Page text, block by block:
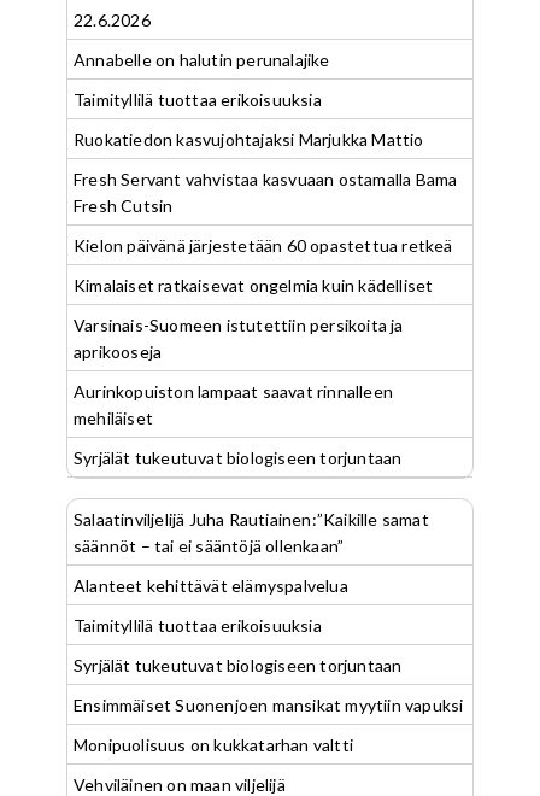
22.6.2026
Annabelle on halutin perunalajike
Taimityllilä tuottaa erikoisuuksia
Ruokatiedon kasvujohtajaksi Marjukka Mattio
Fresh Servant vahvistaa kasvuaan ostamalla Bama
Fresh Cutsin
Kielon päivänä järjestetään 60 opastettua retkeä
Kimalaiset ratkaisevat ongelmia kuin kädelliset
Varsinais-Suomeen istutettiin persikoita ja
aprikooseja
Aurinkopuiston lampaat saavat rinnalleen
mehiläiset
Syrjälät tukeutuvat biologiseen torjuntaan
Salaatinviljelijä Juha Rautiainen:”Kaikille samat
säännöt – tai ei sääntöjä ollenkaan”
Alanteet kehittävät elämyspalvelua
Taimityllilä tuottaa erikoisuuksia
Syrjälät tukeutuvat biologiseen torjuntaan
Ensimmäiset Suonenjoen mansikat myytiin vapuksi
Monipuolisuus on kukkatarhan valtti
Vehviläinen on maan viljelijä